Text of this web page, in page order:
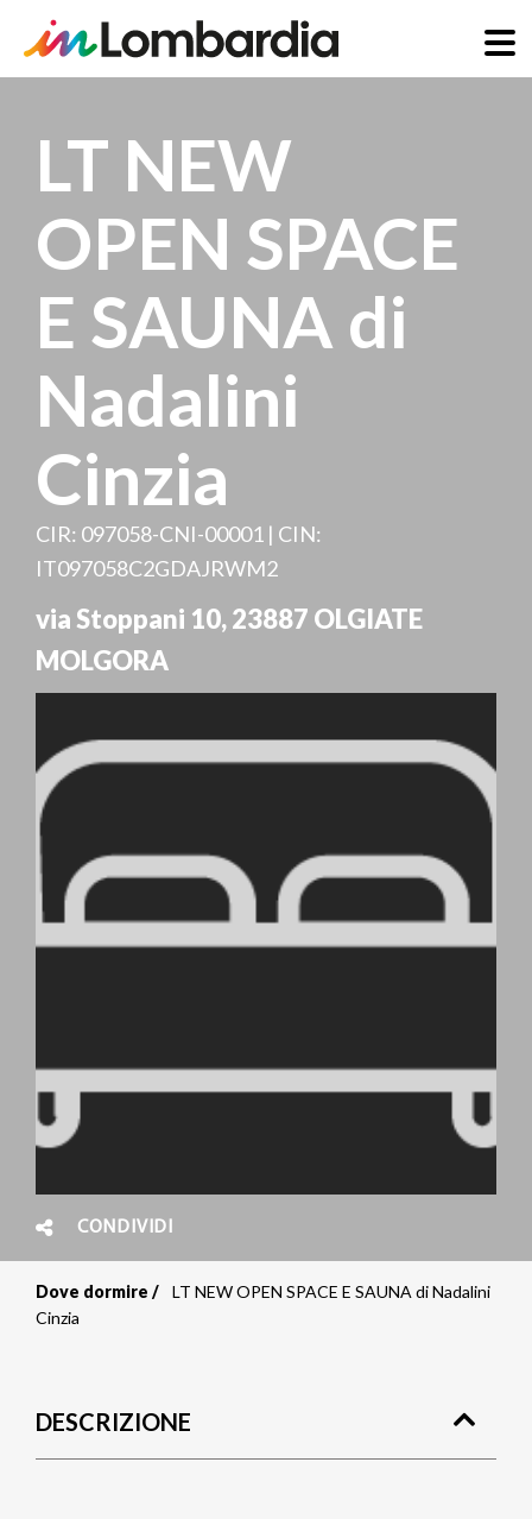
contenuto
principale
LT NEW
OPEN SPACE
E SAUNA di
Nadalini
Cinzia
CIR: 097058-CNI-00001 | CIN:
IT097058C2GDAJRWM2
via Stoppani 10,23887 OLGIATE
MOLGORA
CONDIVIDI
Briciole
pane
Dove dormire
LT NEW OPEN SPACE E SAUNA di Nadalini
Cinzia
DESCRIZIONE